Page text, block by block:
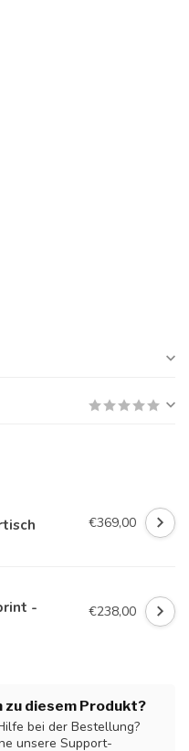
€369,00
- €238,00
zu diesem Produkt?
bei der Bestellung?
unsere Support-